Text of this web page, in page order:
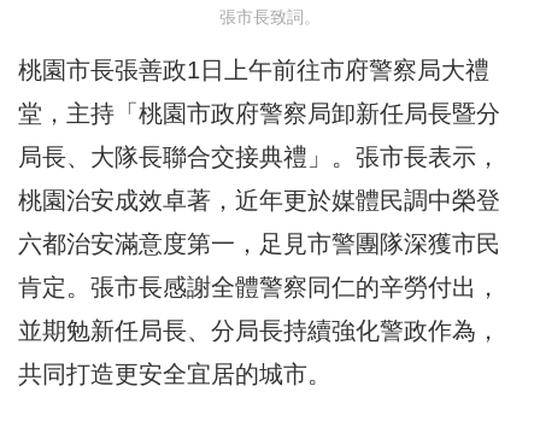
張市長致詞。
桃園市長張善政1日上午前往市府警察局大禮
堂，主持「桃園市政府警察局卸新任局長暨分
局長、大隊長聯合交接典禮」。張市長表示，
桃園治安成效卓著，近年更於媒體民調中榮登
六都治安滿意度第一，足見市警團隊深獲市民
肯定。張市長感謝全體警察同仁的辛勞付出，
並期勉新任局長、分局長持續強化警政作為，
共同打造更安全宜居的城市。